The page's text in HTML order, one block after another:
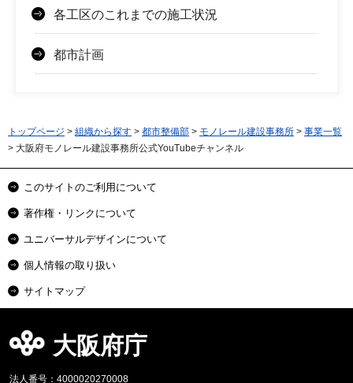
各工区のこれまでの施工状況
都市計画
トップページ > 組織から探す > 都市整備部 > モノレール建設事務所 > 事業一覧
> 大阪府モノレール建設事務所公式YouTubeチャンネル
このサイトのご利用について
著作権・リンクについて
ユニバーサルデザインについて
個人情報の取り扱い
サイトマップ
大阪府庁
法人番号：4000020270008